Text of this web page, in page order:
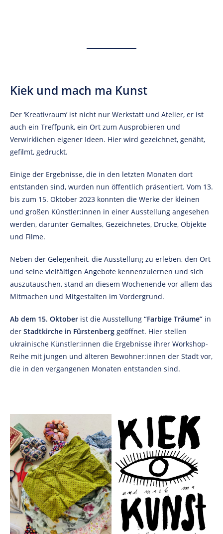
Kiek und mach ma Kunst
Der ‘Kreativraum’ ist nicht nur Werkstatt und Atelier, er ist
auch ein Treffpunk, ein Ort zum Ausprobieren und
Verwirklichen eigener Ideen. Hier wird gezeichnet, genäht,
gefilmt, gedruckt.
Einige der Ergebnisse, die in den letzten Monaten dort
entstanden sind, wurden nun öffentlich präsentiert. Vom 13.
bis zum 15. Oktober 2023 konnten die Werke der kleinen
und großen Künstler:innen in einer Ausstellung angesehen
werden, darunter Gemaltes, Gezeichnetes, Drucke, Objekte
und Filme.
Neben der Gelegenheit, die Ausstellung zu erleben, den Ort
und seine vielfältigen Angebote kennenzulernen und sich
auszutauschen, stand an diesem Wochenende vor allem das
Mitmachen und Mitgestalten im Vordergrund.
Ab dem 15. Oktober ist die Ausstellung “Farbige Träume” in
der Stadtkirche in Fürstenberg geöffnet. Hier stellen
ukrainische Künstler:innen die Ergebnisse ihrer Workshop-
Reihe mit jungen und älteren Bewohner:innen der Stadt vor,
die in den vergangenen Monaten entstanden sind.